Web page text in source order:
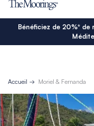
Bénéficiez de 20%*
Accueil Moriel & Fernanda